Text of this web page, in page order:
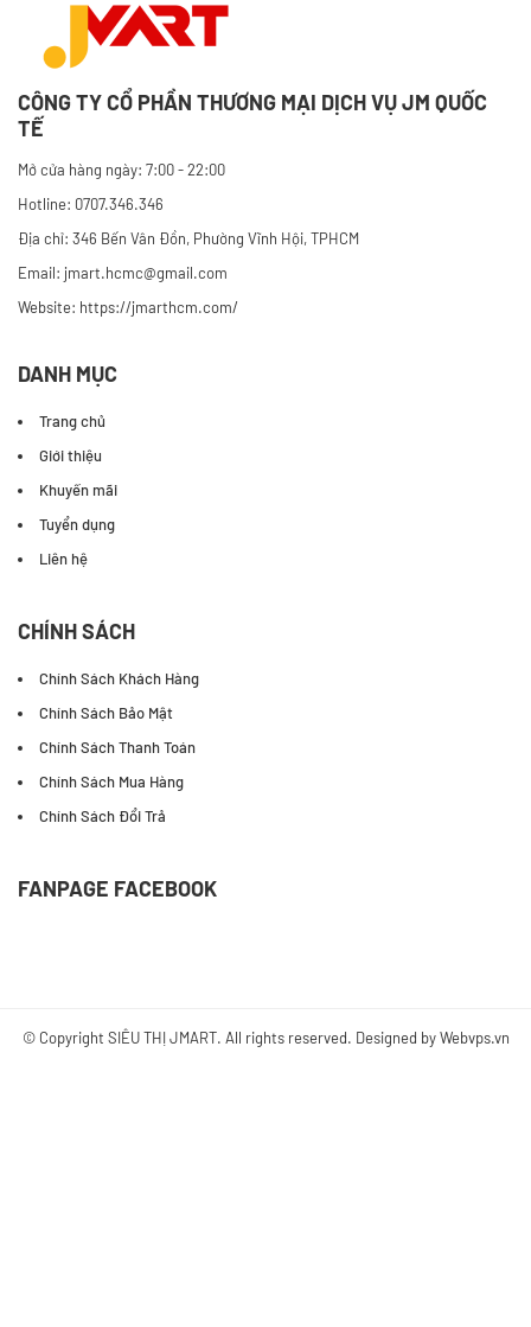
CÔNG TY CỔ PHẦN THƯƠNG MẠI DỊCH VỤ JM QUỐC
TẾ
Mở cửa hàng ngày: 7:00 - 22:00
Hotline: 0707.346.346
Địa chỉ: 346 Bến Vân Đồn, Phường Vĩnh Hội, TPHCM
Email: jmart.hcmc@gmail.com
Website: https://jmarthcm.com/
DANH MỤC
Trang chủ
Giới thiệu
Khuyến mãi
Tuyển dụng
Liên hệ
CHÍNH SÁCH
Chính Sách Khách Hàng
Chính Sách Bảo Mật
Chính Sách Thanh Toán
Chính Sách Mua Hàng
Chính Sách Đổi Trả
FANPAGE FACEBOOK
© Copyright SIÊU THỊ JMART. All rights reserved. Designed byWebvps.vn